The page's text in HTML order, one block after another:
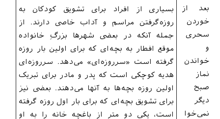
بسیاری از افراد برای تشویق کودکان به
روزه‌گرفتن مراسم و آداب خاصی دارند. از
جمله آنکه در بعضی شهرها بزرگِ خانواده
موقع افطار به بچه‌ای که برای اولین بار روزه
گرفته است «سرروزه‌ای» می‌دهد. سرروزه‌ای
هدیه‌ کوچکی است که پدر و مادر برای تبریک
اولین روزه بچه‌ها به آنها می‌دهند. بعضی نیز
برای تشویق بچه‌ای که برای بار اول روزه گرفته
است، یکی دو متر از باغچه خانه را به او
بعد از
خوردن
سحری
و
خواندن
نماز
صبح
دیگر
نمی‌خوا